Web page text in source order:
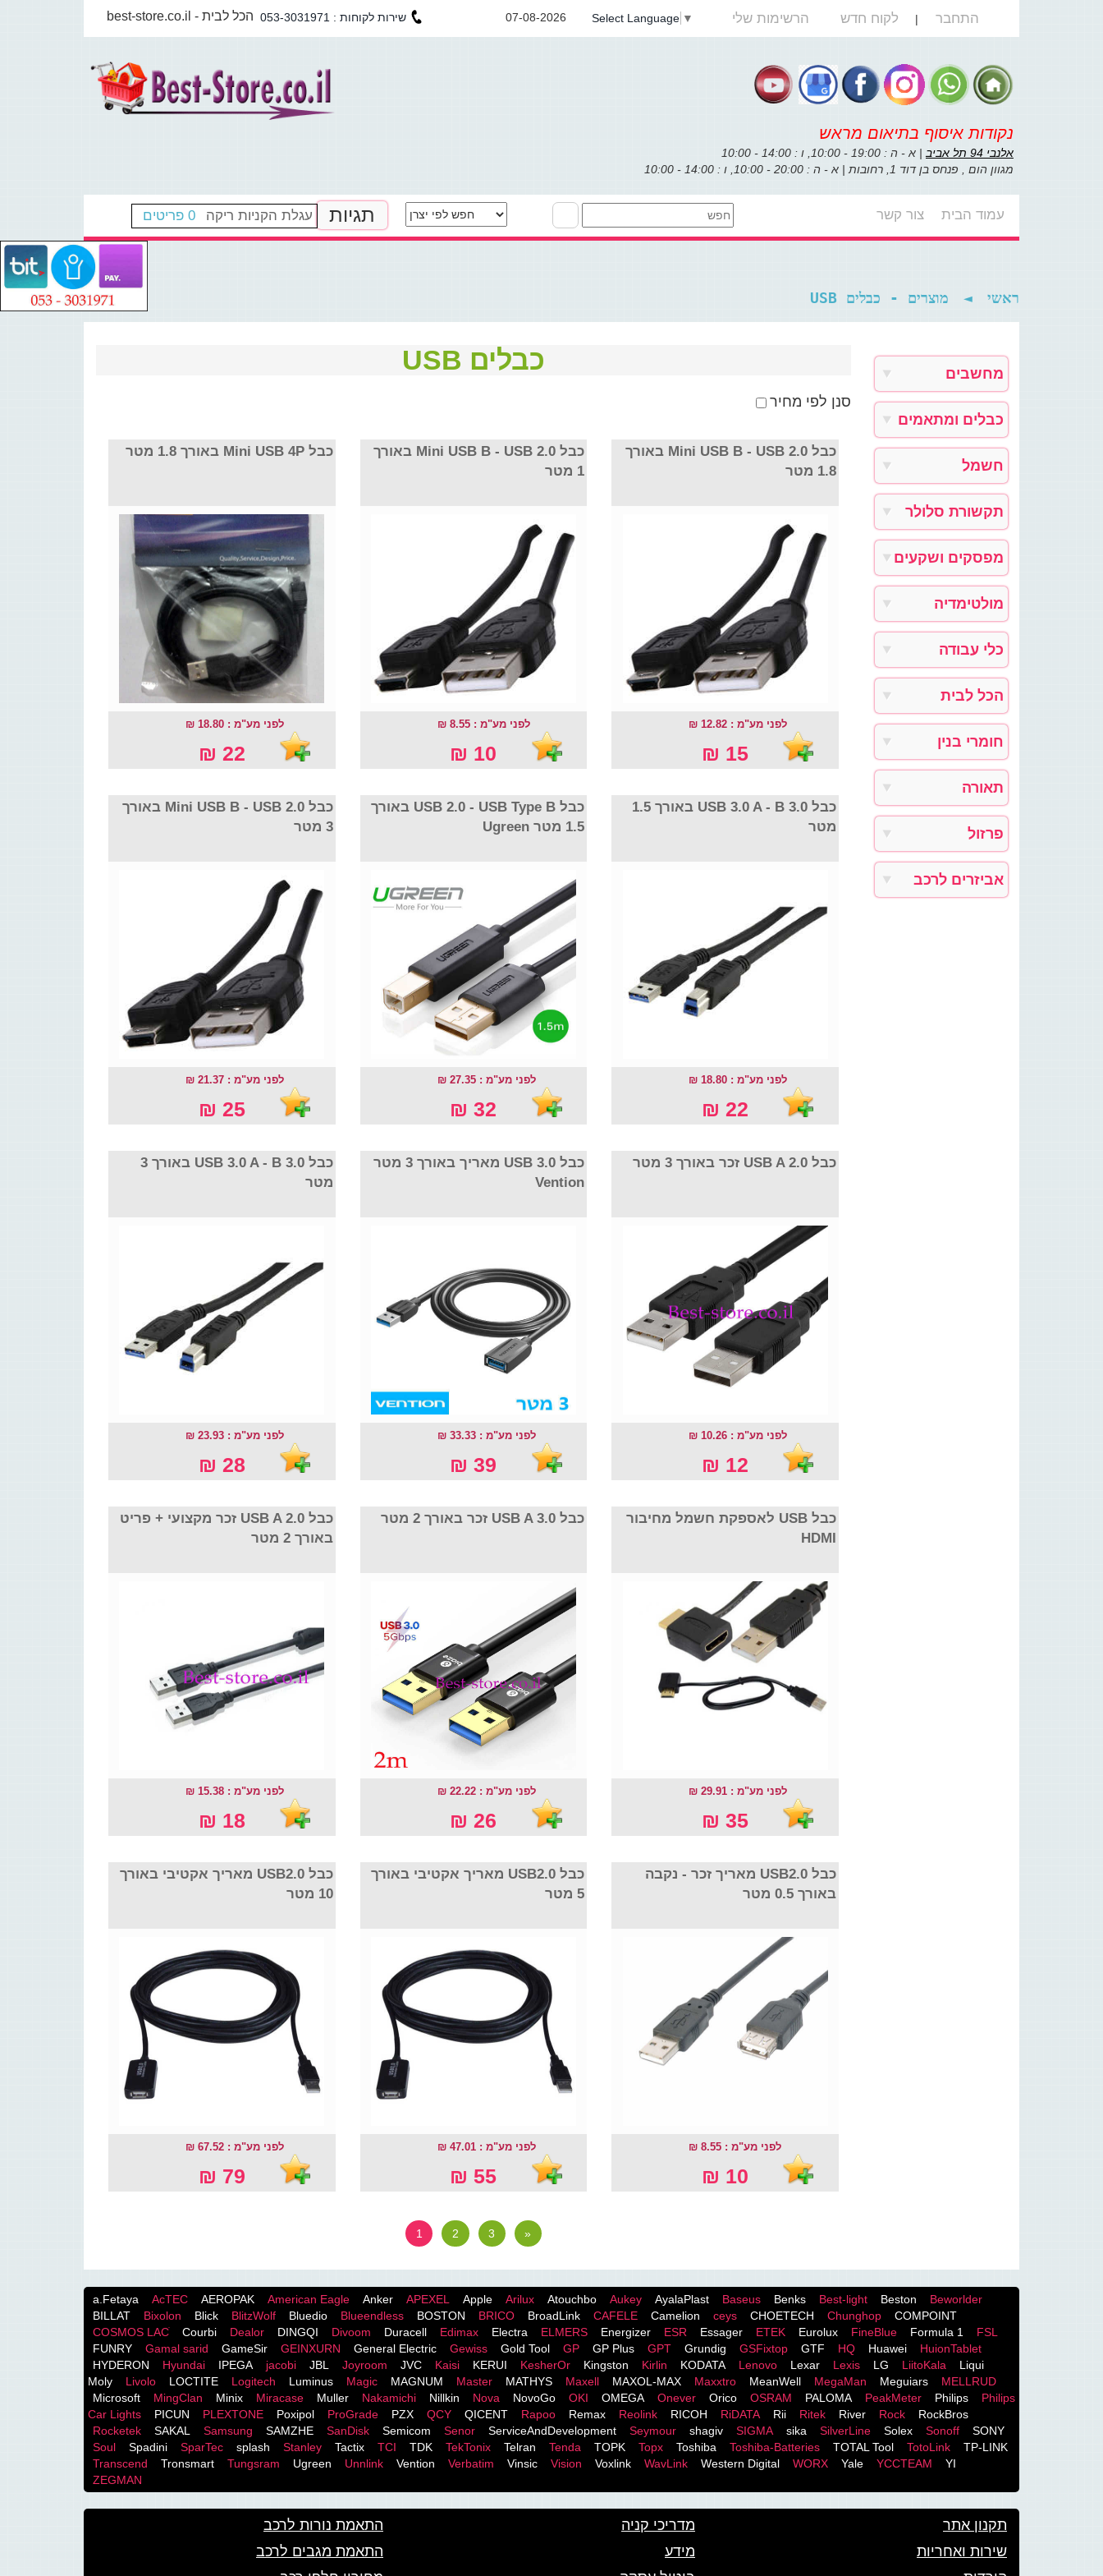
best-store.co.il - הכל לבית 07-08-2026 הרשימות שלי התחבר | לקוח חדש Select Language ▼
נקודות איסוף בתיאום מראש
אלנבי 94 תל אביב
| א - ה : 19:00 - 10:00, ו : 14:00 - 10:00
מגוון הום , פנחס בן דוד 1, רחובות | א - ה : 20:00 - 10:00, ו : 14:00 - 10:00
עמוד הבית צור קשר תגיות עגלת הקניות ריקה 0 פריטים
ראשי ◄ מוצרים - כבלים USB
כבלים USB
סנן לפי מחיר
כבל Mini USB 4P באורך 1.8 מטר
לפני מע"מ : 18.80 ₪
22 ₪
כבל Mini USB B - USB 2.0 באורך
1 מטר
לפני מע"מ : 8.55 ₪
10 ₪
כבל Mini USB B - USB 2.0 באורך
1.8 מטר
לפני מע"מ : 12.82 ₪
15 ₪
כבל Mini USB B - USB 2.0 באורך
3 מטר
לפני מע"מ : 21.37 ₪
25 ₪
כבל USB 2.0 - USB Type B באורך
1.5 מטר Ugreen
לפני מע"מ : 27.35 ₪
32 ₪
כבל USB 3.0 A - B 3.0 באורך 1.5
מטר
לפני מע"מ : 18.80 ₪
22 ₪
כבל USB 3.0 A - B 3.0 באורך 3
מטר
לפני מע"מ : 23.93 ₪
28 ₪
כבל USB 3.0 מאריך באורך 3 מטר
Vention
לפני מע"מ : 33.33 ₪
39 ₪
כבל USB A 2.0 זכר באורך 3 מטר
לפני מע"מ : 10.26 ₪
12 ₪
כבל USB A 2.0 זכר מקצועי + פריט
באורך 2 מטר
לפני מע"מ : 15.38 ₪
18 ₪
כבל USB A 3.0 זכר באורך 2 מטר
לפני מע"מ : 22.22 ₪
26 ₪
כבל USB לאספקת חשמל מחיבור
HDMI
לפני מע"מ : 29.91 ₪
35 ₪
כבל USB2.0 מאריך אקטיבי באורך
10 מטר
לפני מע"מ : 67.52 ₪
79 ₪
כבל USB2.0 מאריך אקטיבי באורך
5 מטר
לפני מע"מ : 47.01 ₪
55 ₪
כבל USB2.0 מאריך זכר - נקבה
באורך 0.5 מטר
לפני מע"מ : 8.55 ₪
10 ₪
1 2 3 »
מחשבים
כבלים ומתאמים
חשמל
תקשורת סלולר
מפסקים ושקעים
מולטימדיה
כלי עבודה
הכל לבית
חומרי בנין
תאורה
פרזול
אביזרים לרכב
a.Fetaya AcTEC AEROPAK American Eagle Anker APEXEL Apple Arilux Atouchbo Aukey AyalaPlast Baseus Benks Best-light Beston
Beworlder
BILLAT
Bixolon Blick BlitzWolf Bluedio Blueendless BOSTON BRICO BroadLink CAFELE Camelion ceys CHOETECH Chunghop
COMPOINT
COSMOS LACֹ
Courbi Dealor DINGQI Divoom Duracell Edimax Electra ELMERS Energizer ESR Essager ETEK Eurolux FineBlue Formula 1
FSL
FUNRY
Gamal sarid GameSir GEINXURN General Electric Gewiss Gold Tool GP GP Plus GPT Grundig GSFixtop GTF HQ Huawei
HuionTablet
HYDERON
Hyundai IPEGA jacobi JBL Joyroom JVC Kaisi KERUI KesherOr Kingston Kirlin KODATA Lenovo Lexar Lexis LG LiitoKala
Liqui
Moly
Livolo LOCTITE Logitech Luminus Magic MAGNUM Master MATHYS Maxell MAXOL-MAX Maxxtro MeanWell MegaMan Meguiars
MELLRUD
Microsoft
MingClan Minix Miracase Muller Nakamichi Nillkin Nova NovoGo OKI OMEGA Onever Orico OSRAM PALOMA PeakMeter Philips
Philips
Car Lights
PICUN PLEXTONE Poxipol ProGrade PZX QCY QICENT Rapoo Remax Reolink RICOH RiDATA Rii Ritek River Rock
RockBros
Rocketek
SAKAL Samsung SAMZHE SanDisk Semicom Senor ServiceAndDevelopment Seymour shagiv SIGMA sika SilverLine Solex Sonoff
SONY
Soul
Spadini SparTec splash Stanley Tactix TCI TDK TekTonix Telran Tenda TOPK Topx Toshiba Toshiba-Batteries TOTAL Tool TotoLink
TP-LINK
Transcend
Tronsmart Tungsram Ugreen Unnlink Vention Verbatim Vinsic Vision Voxlink WavLink Western Digital WORX Yale YCCTEAM
YI
ZEGMAN
התאמת נורות לרכב
התאמת מגבים לרכב
מדריכי קניה
מידע
תקנון אתר
שירות ואחריות